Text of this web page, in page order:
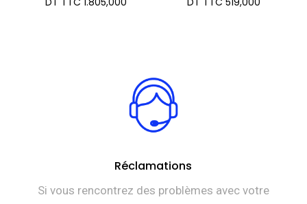
Réclamations
Si vous rencontrez des problèmes avec votre